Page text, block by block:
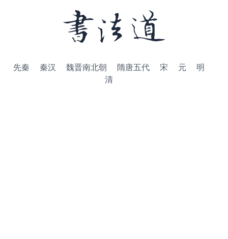
先秦 秦汉 魏晋南北朝 隋唐五代 宋 元
明
清